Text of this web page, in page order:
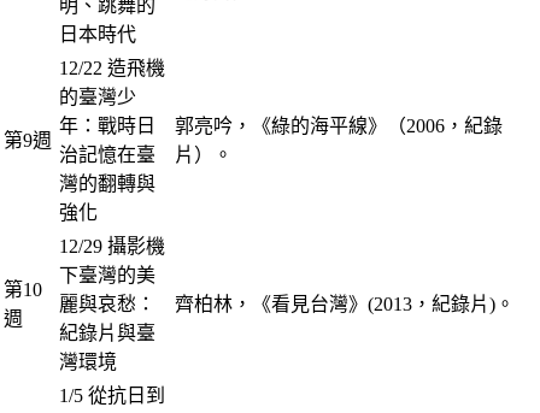
明、跳舞的
日本時代
第9週
12/22 造飛機
的臺灣少
年：戰時日
治記憶在臺
灣的翻轉與
強化
郭亮吟，《綠的海平線》（2006，紀錄
片）。
第10
週
12/29 攝影機
下臺灣的美
麗與哀愁：
紀錄片與臺
灣環境
齊柏林，《看見台灣》(2013，紀錄片)。
1/5 從抗日到